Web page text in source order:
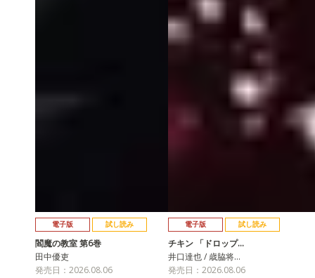
電子版 試し読み
閻魔の教室 第6巻
田中優吏
発売日：2026.08.06
電子版 試し読み
チキン 「ドロップ…
井口達也 / 歳脇将…
発売日：2026.08.06